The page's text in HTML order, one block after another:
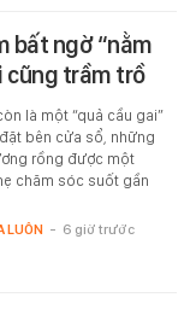
bất ngờ “nằm
cũng trầm trồ
là một “quả cầu gai”
bên cửa sổ, những
rồng được một
chăm sóc suốt gần
LUÔN - 6 giờ trước